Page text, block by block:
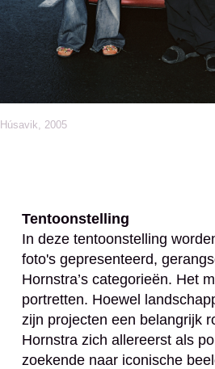
Húsavik, 2005
Tentoonstelling
In deze tentoonstelling
foto's gepresenteerd,
Hornstra’s categorieën. Het
portretten. Hoewel
zijn projecten een belangrijk
Hornstra zich allereerst als
zoekende naar iconische